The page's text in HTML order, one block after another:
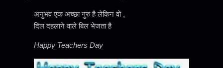
अनुभव एक अच्छा गुरु है लेकिन वो ,
दिल दहलाने वाले बिल भेजता है
Happy Teachers Day